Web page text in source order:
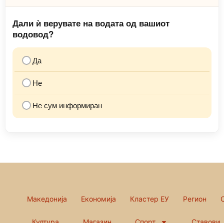
Дали ѝ верувате на водата од вашиот
водовод?
Да
Не
Не сум информиран
Македонија Економија Кластер ЕУ Регион